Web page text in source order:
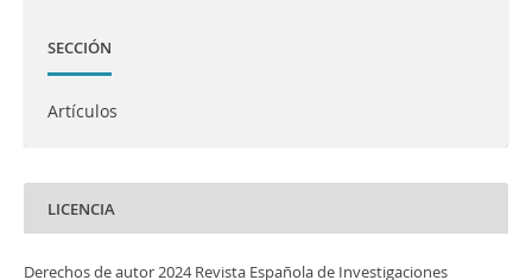
SECCIÓN
Artículos
LICENCIA
Derechos de autor 2024 Revista Española de Investigaciones